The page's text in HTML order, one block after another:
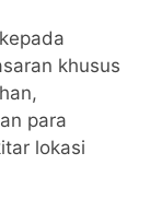
khusus
para
lokasi